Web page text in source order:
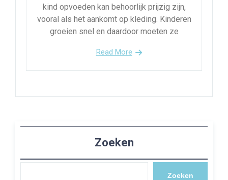
kind opvoeden kan behoorlijk prijzig zijn,
vooral als het aankomt op kleding. Kinderen
groeien snel en daardoor moeten ze
Read More
Zoeken
Zoeken